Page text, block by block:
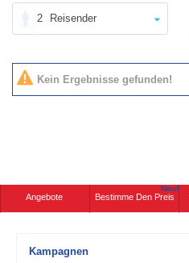
2 Reisender
Kein Ergebnisse gefunden!
Angebote Bestimme Den Preis
Neu!
Kampagnen